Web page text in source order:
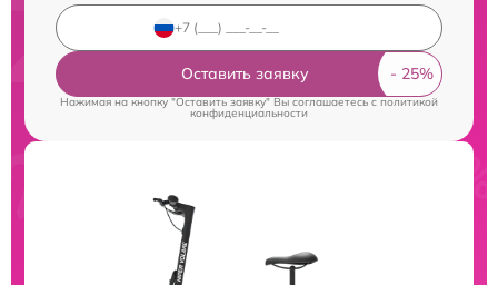
Оставить заявку
Нажимая на кнопку "Оставить заявку" Вы соглашаетесь cполитикой
конфиденциальности